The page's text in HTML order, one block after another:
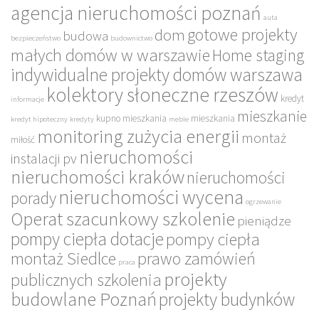
agencja nieruchomości poznań auta
bezpieczeństwo budowa budownictwo dom gotowe projekty
małych domów w warszawie Home staging
indywidualne projekty domów warszawa
informacje kolektory słoneczne rzeszów kredyt
kredyt hipoteczny kredyty kupno mieszkania meble mieszkania mieszkanie
miłość monitoring zużycia energii montaż
instalacji pv nieruchomości
nieruchomości krakównieruchomości
poradynieruchomości wycena ogrzewanie
Operat szacunkowy szkolenie pieniądze
pompy ciepła dotacjepompy ciepła
montaż Siedlce praca prawo zamówień
publicznych szkolenia projekty
budowlane Poznańprojekty budynków